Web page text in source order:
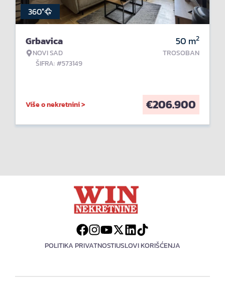
360°
Grbavica
NOVI SAD
ŠIFRA: #573149
50 m2
TROSOBAN
Više o nekretnini > €206.900
POLITIKA PRIVATNOSTIUSLOVI KORIŠĆENJA